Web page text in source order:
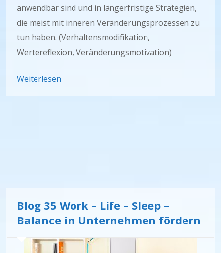
anwendbar sind und in längerfristige Strategien,
die meist mit inneren Veränderungsprozessen zu
tun haben. (Verhaltensmodifikation,
Wertereflexion, Veränderungsmotivation)
Weiterlesen
Blog 35 Work – Life – Sleep –
Balance in Unternehmen fördern